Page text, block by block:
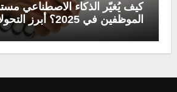
كيف يُغيّر الذكاء الاصطناعي
الموظفين في 2025؟ أبرز التحولات المهنية